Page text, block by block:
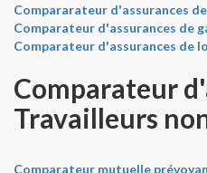
Compararateur d'assurances
Comparateur d'assurances de
Comparateur d'assurances de
Comparateur
Travailleurs
Comparateur mutuelle